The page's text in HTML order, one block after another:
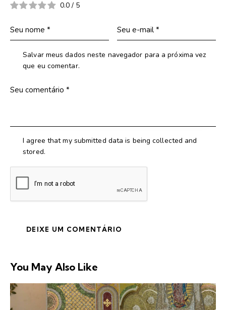
0.0 / 5
Salvar meus dados neste navegador para a próxima vez
que eu comentar.
I agree that my submitted data is being collected and
stored.
You May Also Like